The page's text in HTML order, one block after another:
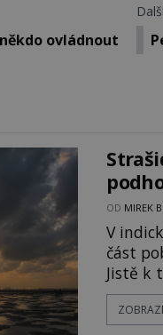
ovládnout
OD MIREK
V
část
Jistě k
má pláž